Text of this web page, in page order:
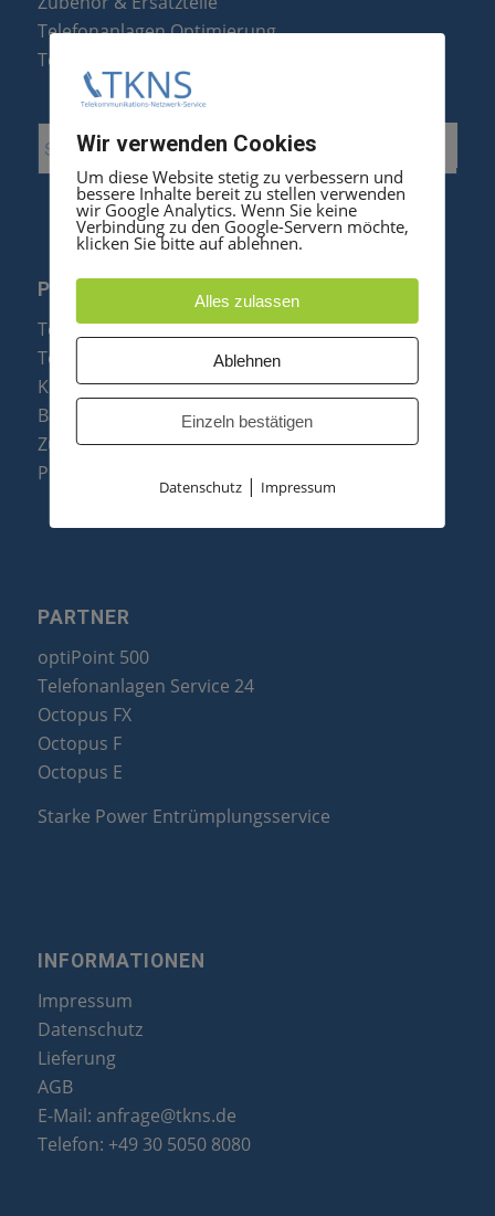
Telefonanlagen Optimierung
Telefonanlagen Erweiterung
PRODUKTE
Telefonanlagen
Telefone
Konftel Konferenztelefone
Baugruppen
Zubehör & Ersatzteile
Produktzusammenfassung
PARTNER
optiPoint 500
Telefonanlagen Service 24
Octopus FX
Octopus F
Octopus E
Starke Power Entrümplungsservice
INFORMATIONEN
Impressum
Datenschutz
Lieferung
AGB
E-Mail: anfrage@tkns.de
Telefon: +49 30 5050 8080
Wir verwenden Cookies
Um diese Website stetig zu verbessern und
bessere Inhalte bereit zu stellen verwenden
wir Google Analytics. Wenn Sie keine
Verbindung zu den Google-Servern möchte,
klicken Sie bitte auf ablehnen.
Alles zulassen
Ablehnen
Einzeln bestätigen
Datenschutz| Impressum